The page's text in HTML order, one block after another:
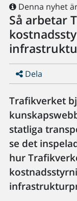
Denna nyhet
Så arbetar
Dela
Trafikverket
statliga
se det
hur